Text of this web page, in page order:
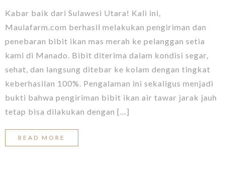
Kabar baik dari Sulawesi Utara! Kali ini,
Maulafarm.com berhasil melakukan pengiriman dan
penebaran bibit ikan mas merah ke pelanggan setia
kami di Manado. Bibit diterima dalam kondisi segar,
sehat, dan langsung ditebar ke kolam dengan tingkat
keberhasilan 100%. Pengalaman ini sekaligus menjadi
bukti bahwa pengiriman bibit ikan air tawar jarak jauh
tetap bisa dilakukan dengan […]
READ MORE